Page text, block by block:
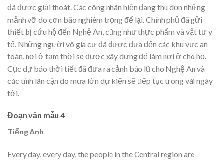
đã được giải thoát. Các công nhân hiện đang thu dọn những
mảnh vỡ do cơn bão nghiêm trọng để lại. Chính phủ đã gửi
thiết bị cứu hộ đến Nghệ An, cũng như thực phẩm và vật tư y
tế. Những người vô gia cư đã được đưa đến các khu vực an
toàn, nơi ở tạm thời sẽ được xây dựng để làm nơi ở cho họ.
Cục dự báo thời tiết đã đưa ra cảnh báo lũ cho Nghệ An và
các tỉnh lân cận do mưa lớn dự kiến ​​sẽ tiếp tục trong vài ngày
tới.
Đoạn văn mẫu 4
Tiếng Anh
Every day, every day, the people in the Central region are